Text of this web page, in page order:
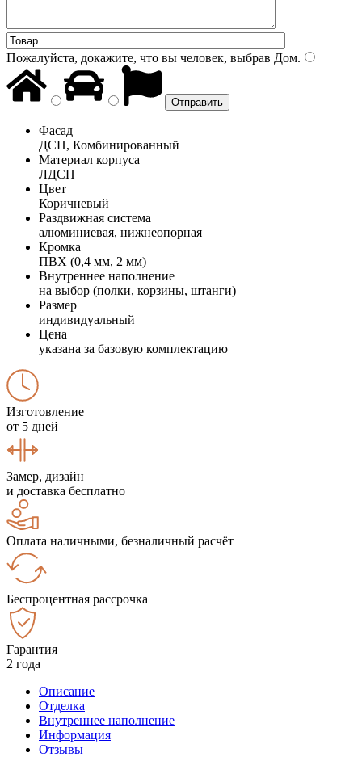
Пожалуйста, докажите, что вы человек, выбрав Дом.
Фасад
ДСП, Комбинированный
Материал корпуса
ЛДСП
Цвет
Коричневый
Раздвижная система
алюминиевая, нижнеопорная
Кромка
ПВХ (0,4 мм, 2 мм)
Внутреннее наполнение
на выбор (полки, корзины, штанги)
Размер
индивидуальный
Цена
указана за базовую комплектацию
Изготовление
от 5 дней
Замер, дизайн
и доставка бесплатно
Оплата наличными, безналичный расчёт
Беспроцентная рассрочка
Гарантия
2 года
Описание
Отделка
Внутреннее наполнение
Информация
Отзывы